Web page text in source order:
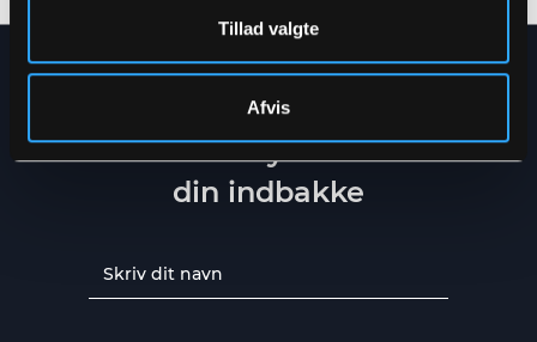
Tillad valgte
Afvis
NYHEDSBREV
Få de seneste nyheder direkte i
din indbakke